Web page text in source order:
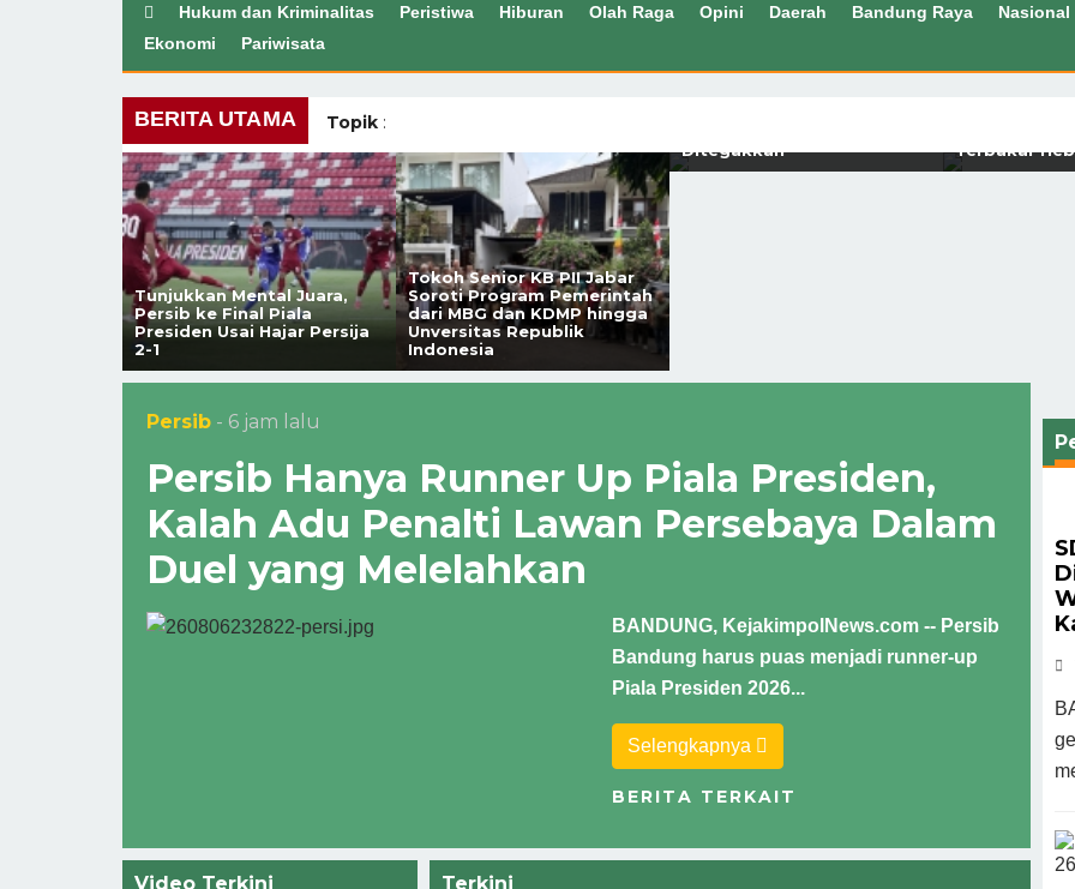
Hukum dan Kriminalitas Peristiwa Hiburan Olah Raga Opini Daerah Bandung Raya Nasional
Ekonomi
Pariwisata
BERITA UTAMA Topik :
Tunjukkan Mental Juara,
Persib ke Final Piala
Presiden Usai Hajar Persija
2-1
Tokoh Senior KB PII Jabar
Soroti Program Pemerintah
dari MBG dan KDMP hingga
Unversitas Republik
Indonesia
Setahun Berlalu, Tragedi
Ditegakkan
Terbakar
Persib - 6 jam lalu
Persib Hanya Runner Up Piala Presiden,
Kalah Adu Penalti Lawan Persebaya Dalam
Duel yang Melelahkan
BANDUNG, KejakimpolNews.com -- Persib
Bandung harus puas menjadi runner-up
Piala Presiden 2026...
Selengkapnya
BERITA TERKAIT
Video Terkini Terkini